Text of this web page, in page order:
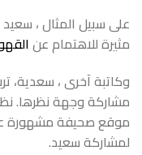
على سبيل المثال ،
مثيرة للاهتمام عن
وكاتبة آخرى ، سعدية،
مشاركة وجهة نظرها.
موقع صحيفة مشهورة
لمشاركة سعيد.